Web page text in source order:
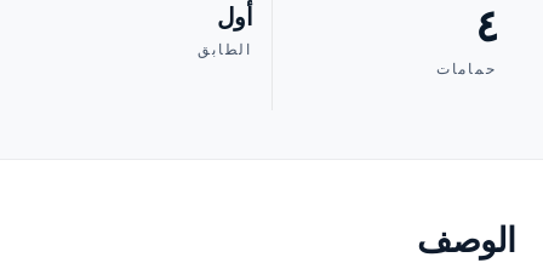
٤
حمامات
أول
الطابق
الوصف